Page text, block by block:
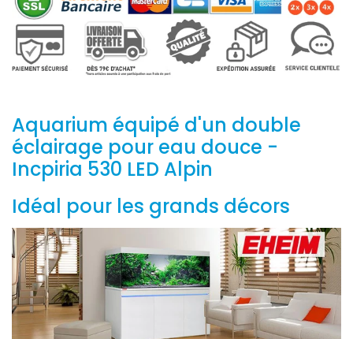
Aquarium équipé d'un double
éclairage pour eau douce -
Incpiria 530 LED Alpin
Idéal pour les grands décors